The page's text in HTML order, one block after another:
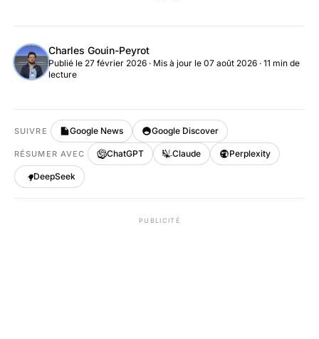
Charles Gouin-Peyrot
Publié le 27 février 2026 · Mis à jour le 07 août 2026 · 11 min de
lecture
SUIVRE Google News Google Discover
RÉSUMER AVEC ChatGPT Claude Perplexity
DeepSeek
PUBLICITÉ